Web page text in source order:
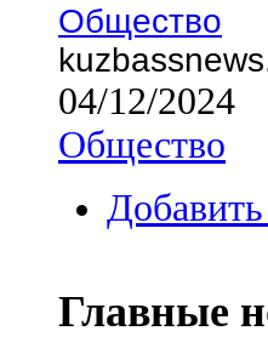
Общество
04/12/2024
Общество
Главные